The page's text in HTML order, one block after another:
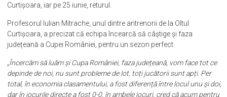
Curtișoara, iar pe 25 iunie, returul.
Profesorul Iulian Mitrache, unul dintre antrenorii de la Oltul
Curtișoara, a precizat că echipa încearcă să câștige și faza
județeană a Cupei României, pentru un sezon perfect.
„Încercăm să luăm și Cupa României, faza județeană, vom face tot ce
depinde de noi, nu sunt probleme de lot, toți jucătorii sunt apți. Per
total, în economia clasamentului, a fost diferență între locul unu și doi,
dar în jocurile directe a fost 0-0, în ambele jocuri, cred că acum pentru